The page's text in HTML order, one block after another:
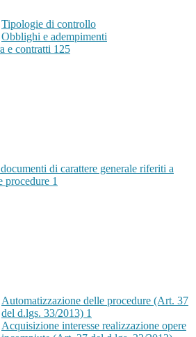
Tipologie di controllo
Obblighi e adempimenti
e contratti 125
di carattere generale riferiti a
procedure 1
Automatizzazione delle procedure (Art. 37
del d.lgs. 33/2013) 1
Acquisizione interesse realizzazione opere